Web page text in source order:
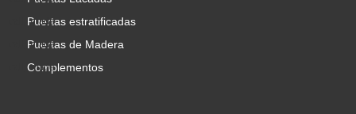
Puertas estratificadas
Puertas de Madera
Complementos